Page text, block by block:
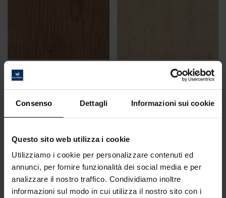
Consenso Dettagli Informazioni sui cookie
Questo sito web utilizza i cookie
Utilizziamo i cookie per personalizzare contenuti ed
annunci, per fornire funzionalità dei social media e per
analizzare il nostro traffico. Condividiamo inoltre
informazioni sul modo in cui utilizza il nostro sito con i
NUOVO
Rovere Sarocco Marsala
Sarocco Oak
Rovere Sarocco Noto
Sarocco Oak